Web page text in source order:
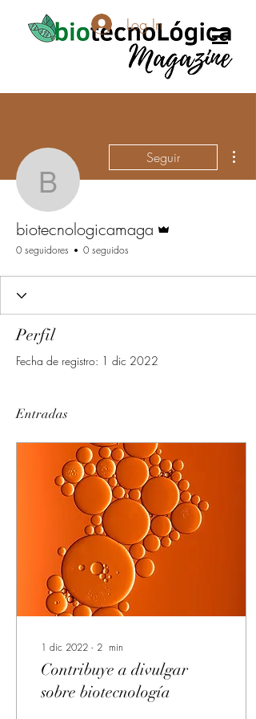
Log In
Seguir
biotecnologicamaga
0 seguidores 0 seguidos
Perfil
Fecha de registro: 1 dic 2022
Entradas
1 dic 2022 ∙ 2 min
Contribuye a divulgar
sobre biotecnología